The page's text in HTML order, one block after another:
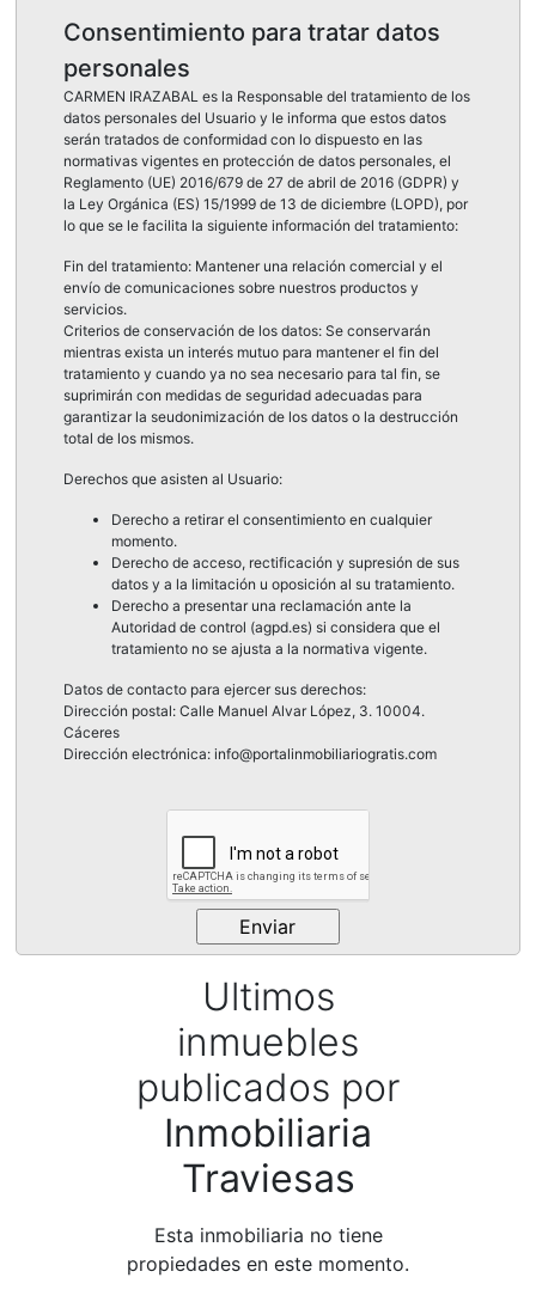
Consentimiento para tratar datos
personales
CARMEN IRAZABAL es la Responsable del tratamiento de los
datos personales del Usuario y le informa que estos datos
serán tratados de conformidad con lo dispuesto en las
normativas vigentes en protección de datos personales, el
Reglamento (UE) 2016/679 de 27 de abril de 2016 (GDPR) y
la Ley Orgánica (ES) 15/1999 de 13 de diciembre (LOPD), por
lo que se le facilita la siguiente información del tratamiento:
Fin del tratamiento: Mantener una relación comercial y el
envío de comunicaciones sobre nuestros productos y
servicios.
Criterios de conservación de los datos: Se conservarán
mientras exista un interés mutuo para mantener el fin del
tratamiento y cuando ya no sea necesario para tal fin, se
suprimirán con medidas de seguridad adecuadas para
garantizar la seudonimización de los datos o la destrucción
total de los mismos.
Derechos que asisten al Usuario:
Derecho a retirar el consentimiento en cualquier
momento.
Derecho de acceso, rectificación y supresión de sus
datos y a la limitación u oposición al su tratamiento.
Derecho a presentar una reclamación ante la
Autoridad de control (agpd.es) si considera que el
tratamiento no se ajusta a la normativa vigente.
Datos de contacto para ejercer sus derechos:
Dirección postal: Calle Manuel Alvar López, 3. 10004.
Cáceres
Dirección electrónica: info@portalinmobiliariogratis.com
Ultimos
inmuebles
publicados por
Inmobiliaria
Traviesas
Esta inmobiliaria no tiene
propiedades en este momento.